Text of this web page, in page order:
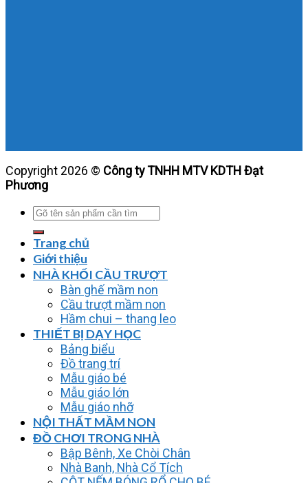
Copyright 2026 © Công ty TNHH MTV KDTH Đạt
Phương
Tìm
kiếm:
Trang chủ
Giới thiệu
NHÀ KHỐI CẦU TRƯỢT
Bàn ghế mầm non
Cầu trượt mầm non
Hầm chui – thang leo
THIẾT BỊ DẠY HỌC
Bảng biểu
Đồ trang trí
Mẫu giáo bé
Mẫu giáo lớn
Mẫu giáo nhỡ
NỘI THẤT MẦM NON
ĐỒ CHƠI TRONG NHÀ
Bập Bênh, Xe Chòi Chân
Nhà Banh, Nhà Cổ Tích